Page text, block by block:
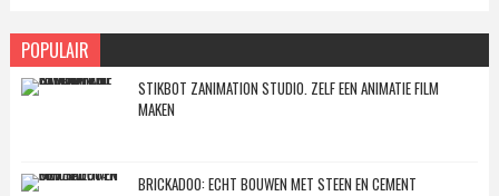
POPULAIR
STIKBOT ZANIMATION STUDIO. ZELF EEN ANIMATIE FILM
MAKEN
BRICKADOO: ECHT BOUWEN MET STEEN EN CEMENT